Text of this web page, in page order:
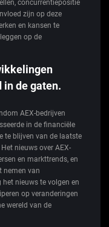
concurrentiepositie
zijn op deze
en kansen te
op de
in de gaten.
AEX-bedrijven
in de financiële
te blijven van de laatste
nieuws over AEX-
en markttrends, en
nemen van
nieuws te volgen en
op veranderingen
wereld van de